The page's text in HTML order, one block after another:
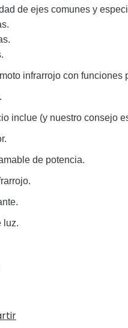
de ejes comunes y
infrarrojo con funciones
.
inclue (y nuestro consejo
.
de potencia.
.
.
luz.